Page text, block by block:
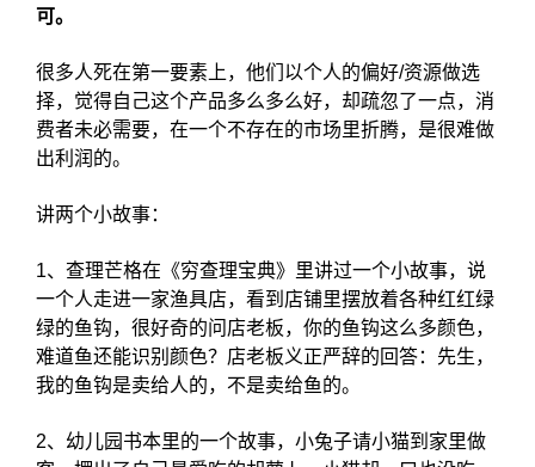
可。
很多人死在第一要素上，他们以个人的偏好/资源做选
择，觉得自己这个产品多么多么好，却疏忽了一点，消
费者未必需要，在一个不存在的市场里折腾，是很难做
出利润的。
讲两个小故事：
1、查理芒格在《穷查理宝典》里讲过一个小故事，说
一个人走进一家渔具店，看到店铺里摆放着各种红红绿
绿的鱼钩，很好奇的问店老板，你的鱼钩这么多颜色，
难道鱼还能识别颜色？店老板义正严辞的回答：先生，
我的鱼钩是卖给人的，不是卖给鱼的。
2、幼儿园书本里的一个故事，小兔子请小猫到家里做